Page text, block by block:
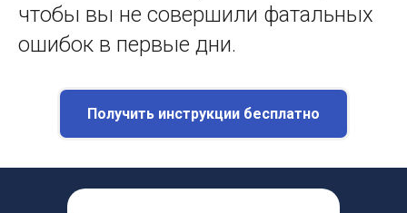
чтобы вы не совершили фатальных
ошибок в первые дни.
Получить инструкции бесплатно